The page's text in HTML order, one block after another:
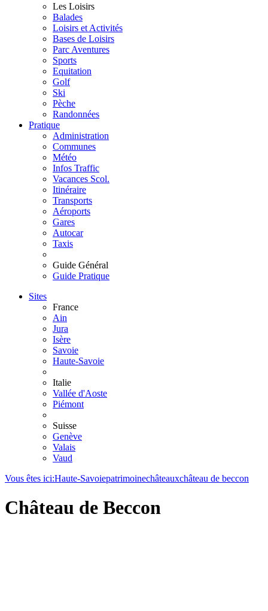
Les Loisirs
Balades
Loisirs et Activités
Bases de Loisirs
Parc Aventures
Sports
Equitation
Golf
Ski
Pèche
Randonnées
Pratique
Administration
Communes
Météo
Infos Traffic
Vacances Scol.
Itinéraire
Transports
Aéroports
Gares
Autocar
Taxis
Guide Général
Guide Pratique
Sites
France
Ain
Jura
Isère
Savoie
Haute-Savoie
Italie
Vallée d'Aoste
Piémont
Suisse
Genève
Valais
Vaud
Vous êtes ici:Haute-Savoiepatrimoinechâteauxchâteau de beccon
Château de Beccon